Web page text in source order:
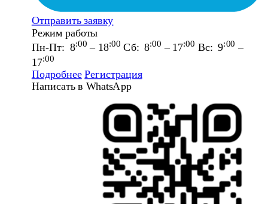
Отправить заявку
Режим работы
Пн-Пт: 8:00 – 18:00 Сб: 8:00 – 17:00 Вс: 9:00 –
17:00
Подробнее Регистрация
Написать в WhatsApp